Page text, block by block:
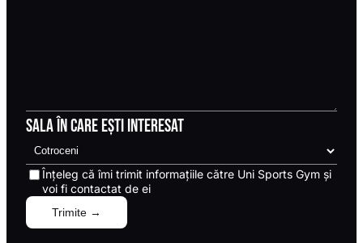
Sala în care ești interesat
Înțeleg că îmi trimit informațiile către Uni Sports Gym și
voi fi contactat de ei